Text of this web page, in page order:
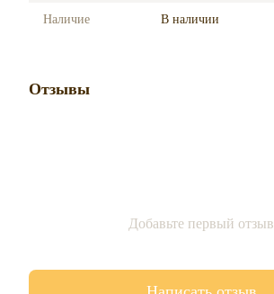
Наличие В наличии
Отзывы
Добавьте первый отзыв